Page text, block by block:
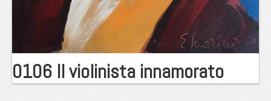
0106 Il violinista innamorato